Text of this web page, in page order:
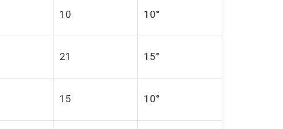
10 10°
21 15°
15 10°